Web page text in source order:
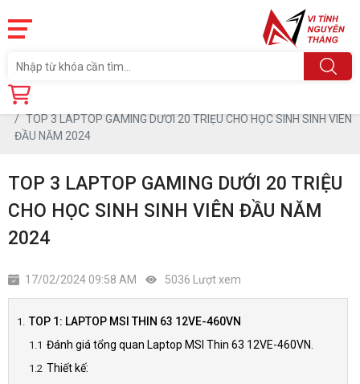
Trang chủ
TOP 3 LAPTOP GAMING DƯỚI 20 TRIỆU CHO HỌC SINH SINH VIÊN
ĐẦU NĂM 2024
TOP 3 LAPTOP GAMING DƯỚI 20 TRIỆU
CHO HỌC SINH SINH VIÊN ĐẦU NĂM
2024
17/02/2024 09:58 AM 5036 Lượt xem
TOP 1: LAPTOP MSI THIN 63 12VE-460VN
Đánh giá tổng quan Laptop MSI Thin 63 12VE-460VN.
Thiết kế: